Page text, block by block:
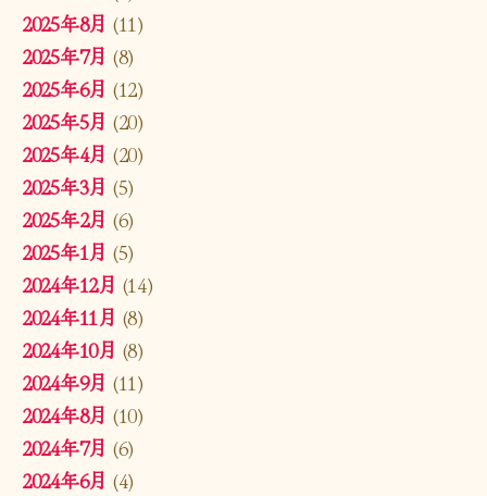
2025年8月 (11)
2025年7月 (8)
2025年6月 (12)
2025年5月 (20)
2025年4月 (20)
2025年3月 (5)
2025年2月 (6)
2025年1月 (5)
2024年12月 (14)
2024年11月 (8)
2024年10月 (8)
2024年9月 (11)
2024年8月 (10)
2024年7月 (6)
2024年6月 (4)